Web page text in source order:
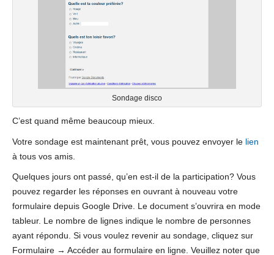
Sondage disco
C’est quand même beaucoup mieux.
Votre sondage est maintenant prêt, vous pouvez envoyer le lien
à tous vos amis.
Quelques jours ont passé, qu’en est-il de la participation? Vous
pouvez regarder les réponses en ouvrant à nouveau votre
formulaire depuis Google Drive. Le document s’ouvrira en mode
tableur. Le nombre de lignes indique le nombre de personnes
ayant répondu. Si vous voulez revenir au sondage, cliquez sur
Formulaire → Accéder au formulaire en ligne. Veuillez noter que